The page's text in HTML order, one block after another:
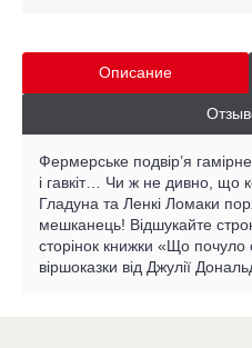
Описание
Фермерське подвір’я
і гавкіт… Чи ж не дивно, що
Гладуна та Ленкі Ломаки
мешканець! Відшукайте
сторінок книжки «Що почуло
віршоказки від Джулії